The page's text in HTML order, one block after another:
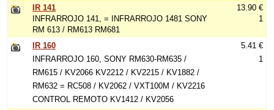
IR 141
INFRARROJO 141, = INFRARROJO 1481 SONY
RM 613 / RM613 RM681
13.90 €
1
IR 160
INFRARROJO 160, SONY RM630-RM635 /
RM615 / KV2066 KV2212 / KV2215 / KV1882 /
RM632 = RC508 / KV2062 / VXT100M / KV2216
CONTROL REMOTO KV1412 / KV2056
5.41 €
1